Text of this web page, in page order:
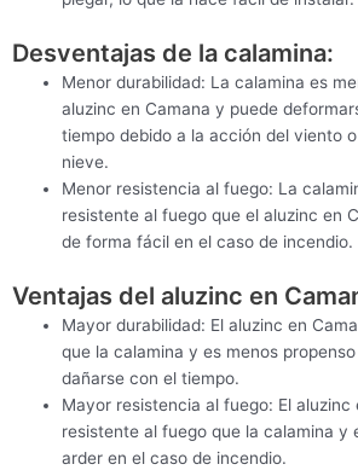
Desventajas de la calamina:
Menor durabilidad: La calamina es
aluzinc en Camana y puede
tiempo debido a la acción del viento
nieve.
Menor resistencia al fuego: La
resistente al fuego que el aluzinc en
de forma fácil en el caso de incendio.
Ventajas del aluzinc en
Mayor durabilidad: El aluzinc en
que la calamina y es menos
dañarse con el tiempo.
Mayor resistencia al fuego: El aluzinc
resistente al fuego que la calamina y
arder en el caso de incendio.